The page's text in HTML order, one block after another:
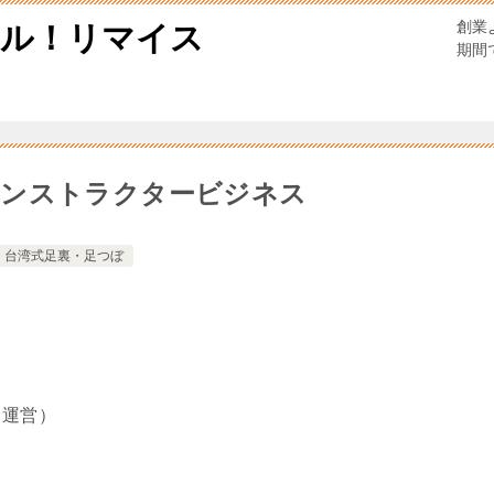
！リマイス
創業
期間
ストラクタービジネス
台湾式足裏・足つぼ
営）